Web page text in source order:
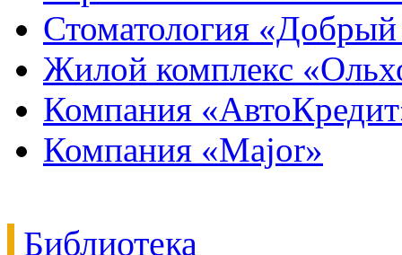
Стоматология
Жилой комплекс
Компания
Компания «Major»
Библиотека